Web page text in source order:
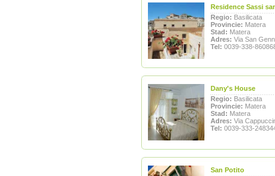
Residence Sassi
Regio: Basilicata
Provincie: Matera
Stad: Matera
Adres: Via San
Tel: 0039-338-
Dany's House
Regio: Basilicata
Provincie: Matera
Stad: Matera
Adres: Via
Tel: 0039-333-
San Potito